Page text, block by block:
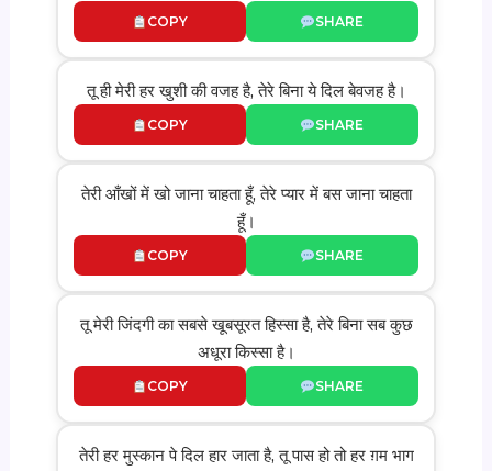
COPY SHARE
तू ही मेरी हर खुशी की वजह है, तेरे बिना ये दिल बेवजह है।
COPY SHARE
तेरी आँखों में खो जाना चाहता हूँ, तेरे प्यार में बस जाना चाहता
हूँ।
COPY SHARE
तू मेरी जिंदगी का सबसे खूबसूरत हिस्सा है, तेरे बिना सब कुछ
अधूरा किस्सा है।
COPY SHARE
तेरी हर मुस्कान पे दिल हार जाता है, तू पास हो तो हर ग़म भाग